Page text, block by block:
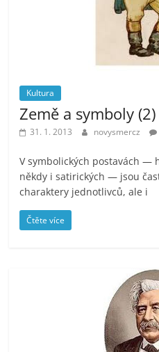
Kultura
Země a symboly (2)
31. 1. 2013 novysmercz
V symbolických postavách —
někdy i satirických — jsou
charaktery jednotlivců, ale i
Čtěte více